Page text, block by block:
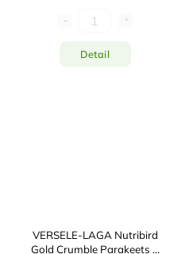
Detail
VERSELE-LAGA Nutribird
Gold Crumble Parakeets &